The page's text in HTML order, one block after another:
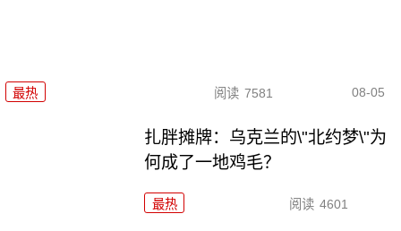
最热 阅读 7581 08-05
扎胖摊牌：乌克兰的\"北约梦\"为
何成了一地鸡毛？
最热 阅读 4601